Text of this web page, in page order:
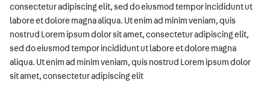
consectetur adipiscing elit, sed do eiusmod tempor incididunt ut
labore et dolore magna aliqua. Ut enim ad minim veniam, quis
nostrud Lorem ipsum dolor sit amet, consectetur adipiscing elit,
sed do eiusmod tempor incididunt ut labore et dolore magna
aliqua. Ut enim ad minim veniam, quis nostrud Lorem ipsum dolor
sit amet, consectetur adipiscing elit